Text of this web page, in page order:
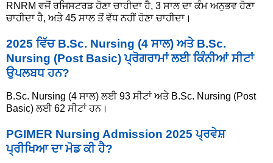
RNRM ਵਜੋਂ ਰਜਿਸਟਰਡ ਹੋਣਾ ਚਾਹੀਦਾ ਹੈ, 3 ਸਾਲ ਦਾ ਕੰਮ ਅਨੁਭਵ ਹੋਣਾ
ਚਾਹੀਦਾ ਹੈ, ਅਤੇ 45 ਸਾਲ ਤੋਂ ਵੱਧ ਨਹੀਂ ਹੋਣਾ ਚਾਹੀਦਾ।
2025 ਵਿੱਚ B.Sc. Nursing (4 ਸਾਲ) ਅਤੇ B.Sc.
Nursing (Post Basic) ਪ੍ਰੋਗਰਾਮਾਂ ਲਈ ਕਿੰਨੀਆਂ ਸੀਟਾਂ
ਉਪਲਬਧ ਹਨ?
B.Sc. Nursing (4 ਸਾਲ) ਲਈ 93 ਸੀਟਾਂ ਅਤੇ B.Sc. Nursing (Post
Basic) ਲਈ 62 ਸੀਟਾਂ ਹਨ।
PGIMER Nursing Admission 2025 ਪ੍ਰਵੇਸ਼
ਪ੍ਰੀਖਿਆ ਦਾ ਮੋਡ ਕੀ ਹੈ?